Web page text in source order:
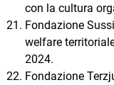
con la cultura
Fondazione
welfare
2024.
Fondazione